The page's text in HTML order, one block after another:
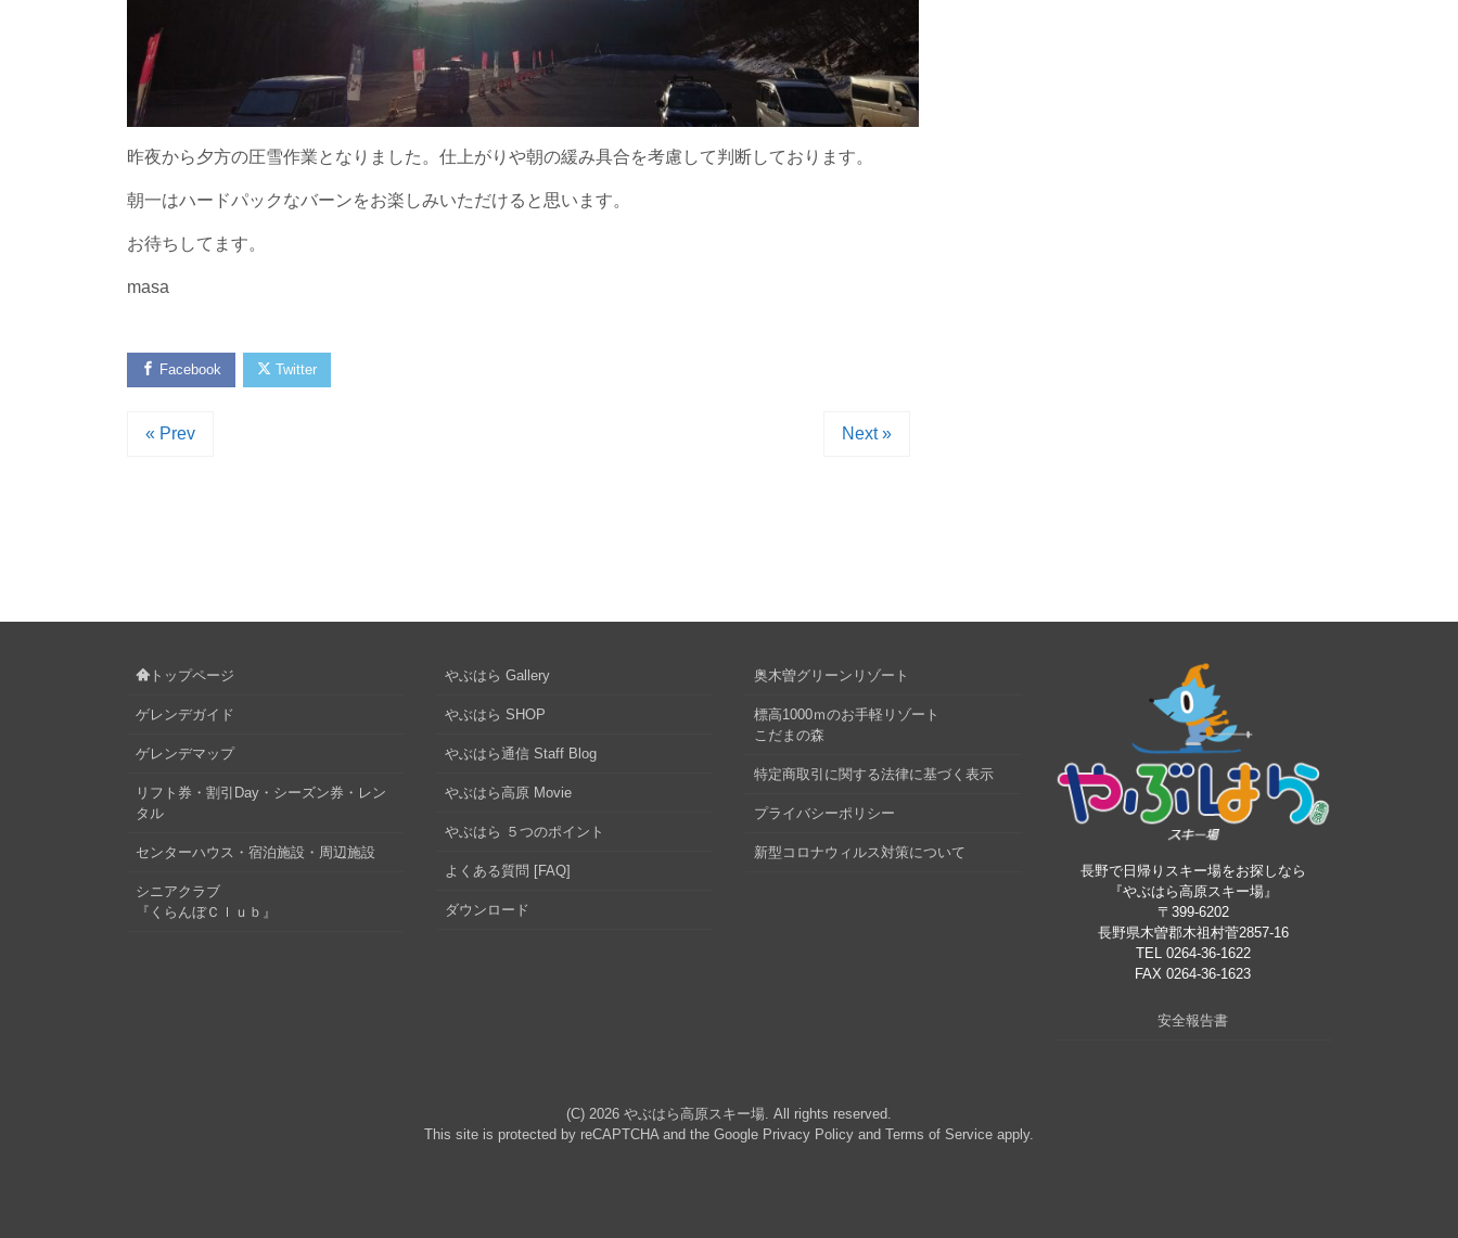
昨夜から夕方の圧雪作業となりました。仕上がりや朝の緩み具合を考慮して判断しております。
朝一はハードパックなバーンをお楽しみいただけると思います。
お待ちしてます。
masa
Facebook Twitter
« Prev Next »
トップページ
ゲレンデガイド
ゲレンデマップ
リフト券・割引Day・シーズン券・レン
タル
センターハウス・宿泊施設・周辺施設
シニアクラブ
『くらんぼＣｌｕｂ』
やぶはら Gallery
やぶはら SHOP
やぶはら通信 Staff Blog
やぶはら高原 Movie
やぶはら ５つのポイント
よくある質問 [FAQ]
ダウンロード
奥木曽グリーンリゾート
標高1000ｍのお手軽リゾート
こだまの森
特定商取引に関する法律に基づく表示
プライバシーポリシー
新型コロナウィルス対策について
長野で日帰りスキー場をお探しなら
『やぶはら高原スキー場』
〒399-6202
長野県木曽郡木祖村菅2857-16
TEL 0264-36-1622
FAX 0264-36-1623
安全報告書
(C) 2026 やぶはら高原スキー場 . All rights reserved.
This site is protected by reCAPTCHA and the Google Privacy Policy and Terms of Service apply.